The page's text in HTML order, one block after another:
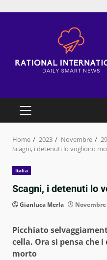
PRIMARY
Home 2023 Novembre
29
Scagni, i detenuti lo vogliono
Italia
Scagni, i detenuti lo
Gianluca Merla Novembre
Picchiato
cella. Ora si pensa che
morto